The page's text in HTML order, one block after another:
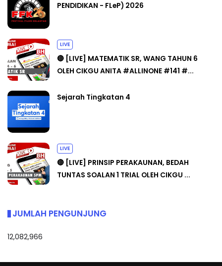
PENDIDIKAN - FLeP) 2026
LIVE
🔴 [LIVE] MATEMATIK SR, WANG TAHUN 6
OLEH CIKGU ANITA #ALLINONE #141 #...
Sejarah Tingkatan 4
LIVE
🔴 [LIVE] PRINSIP PERAKAUNAN, BEDAH
TUNTAS SOALAN 1 TRIAL OLEH CIKGU ...
JUMLAH PENGUNJUNG
12,082,966